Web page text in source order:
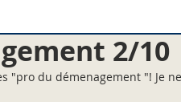
2/10
"pro du démenagement "! Je